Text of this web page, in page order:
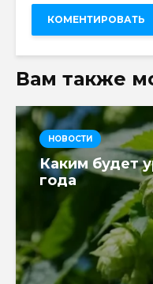
Вам также
НОВОСТИ
Каким будет
года